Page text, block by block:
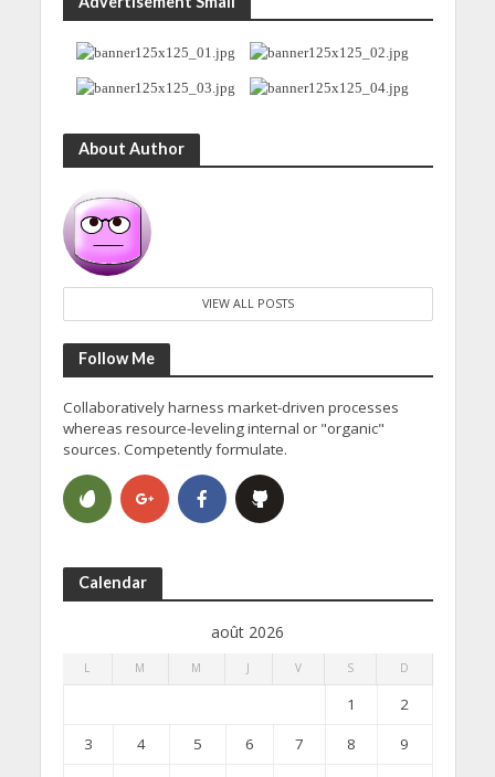
About Author
VIEW ALL POSTS
Follow Me
Collaboratively harness market-driven processes
whereas resource-leveling internal or "organic"
sources. Competently formulate.
Calendar
août 2026
L M M J V S D
1
2
3
4 5 6 7 8
9